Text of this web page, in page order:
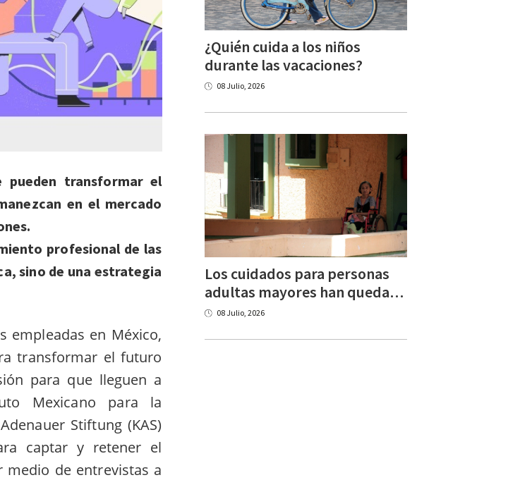
pueden transformar el
en el mercado
profesional de las
sino de una estrategia
empleadas en México,
transformar el futuro
para que lleguen a
Mexicano para la
Stiftung (KAS)
captar y retener el
de entrevistas a
¿Quién cuida a los niños
durante las vacaciones?
08 Julio, 2026
Los cuidados para personas
adultas mayores han quedado al margen de la conversación
08 Julio, 2026